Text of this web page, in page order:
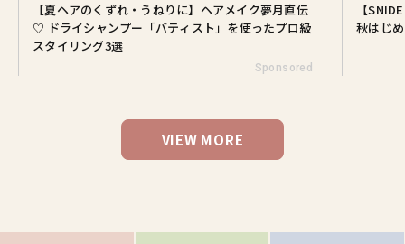
【夏ヘアのくずれ・うねりに】ヘアメイク夢月直伝
♡ ドライシャンプー「バティスト」を使ったプロ級
スタイリング3選
Sponsored
【
秋はじ
VIEW MORE